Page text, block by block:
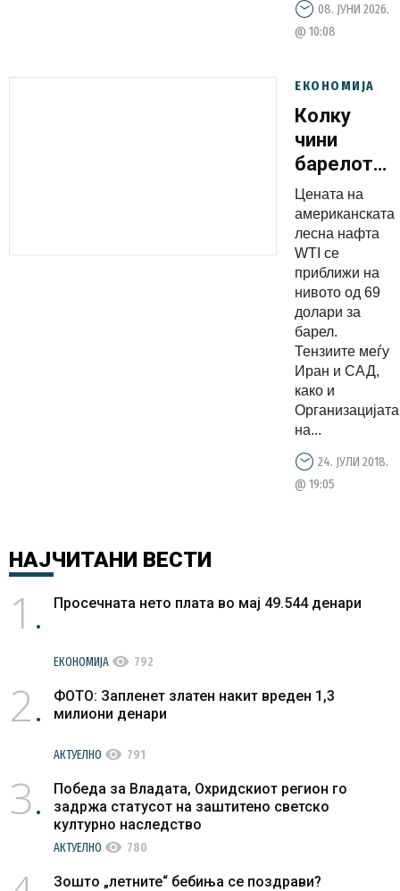
08. ЈУНИ 2026.
@ 10:08
ЕКОНОМИЈА
Колку
чини
барелот
по
на цените
на
нафтата?
Цената на
американската
лесна нафта
WTI се
приближи на
нивото од 69
долари за
барел.
Тензиите меѓу
Иран и САД,
како и
Организацијата
на...
24. ЈУЛИ 2018.
@ 19:05
НАЈЧИТАНИ ВЕСТИ
1 Просечната нето плата во мај 49.544 денари
ЕКОНОМИЈА visibility 792
2
ФОТО: Запленет златен накит вреден 1,3
милиони денари
АКТУЕЛНО visibility 791
3
Победа за Владата, Охридскиот регион го
задржа статусот на заштитено светско
културно наследство
АКТУЕЛНО visibility 780
Зошто „летните“ бебиња се поздрави?